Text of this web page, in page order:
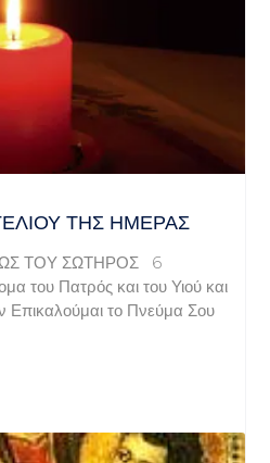
ΤΗΣ ΗΜΈΡΑΣ
ΤΟΥ ΣΩΤΗΡΟΣ 6
του Πατρός και του Υιού και
Επικαλούμαι το Πνεύμα Σου